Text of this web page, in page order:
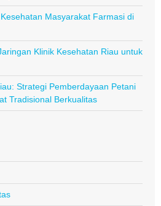
Masyarakat Farmasi di
Klinik Kesehatan Riau untuk
Strategi Pemberdayaan Petani
Tradisional Berkualitas